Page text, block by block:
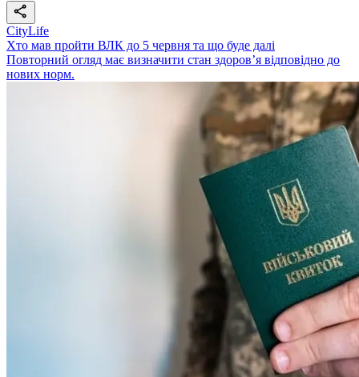
CityLife
Хто мав пройти ВЛК до 5 червня та що буде далі
Повторний огляд має визначити стан здоров’я відповідно до
нових норм.